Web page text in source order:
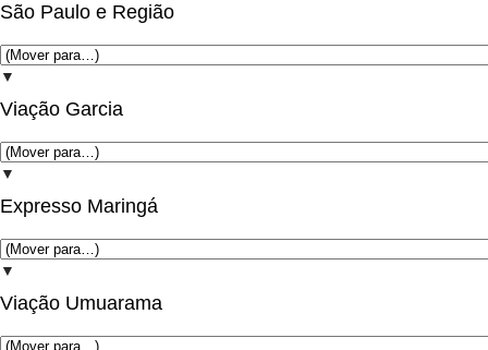
São Paulo e Região
▼
Viação Garcia
▼
Expresso Maringá
▼
Viação Umuarama